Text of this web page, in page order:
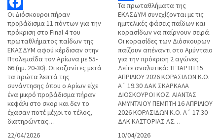
Facebook
Οι Διόσκουροι πήραν
προβάδισμα 11 πόντων για την
πρόκριση στο Final 4 του
πρωταθλήματος παίδων της
ΕΚΑΣΔΥΜ αφού κέρδισαν στην
Πτολεμαΐδα τον Αρίωνα με 55-
66 (ημ. 20-30). Οι κοζανίτες μετά
τα πρώτα λεπτά της
συνάντησης όπου ο Αρίων είχε
ένα μικρό προβάδισμα πήραν
κεφάλι στο σκορ και δεν το
έχασαν ποτέ μέχρι το τέλος,
διατηρώντας…
22/04/2026
Facebook
Τα πρωταθλήματα της
ΕΚΑΣΔΥΜ συνεχίζονται με τις
ημιτελικές φάσεις παίδων και
κορασίδων να παίρνουν σειρά.
Οι κορασίδες των Διόσκουρων
παίζουν απέναντι στο Αμύνταιο
για την πρόκριση 2 αγώνες.
Δείτε αναλυτικά: ΤΕΤΑΡΤΗ 15
ΑΠΡΙΛΙΟΥ 2026 ΚΟΡΑΣΙΔΩΝ Κ.Ο.
Α΄ 19:30 ΔΑΚ ΣΚΑΡΚΑΛΑ
ΔΙΟΣΚΟΥΡΟΙ ΚΟΖ. ΑΙΑΝΤΑΣ
ΑΜΥΝΤΑΙΟΥ ΠΕΜΠΤΗ 16 ΑΠΡΙΛΙΟΥ
2026 ΚΟΡΑΣΙΔΩΝ Κ.Ο. Α΄ 17:30
ΔΑΚ ΚΑΣΤΟΡΙΑΣ ΑΣ…
10/04/2026